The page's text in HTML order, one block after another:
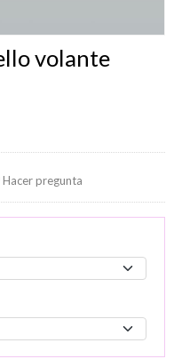
volante
Hacer pregunta